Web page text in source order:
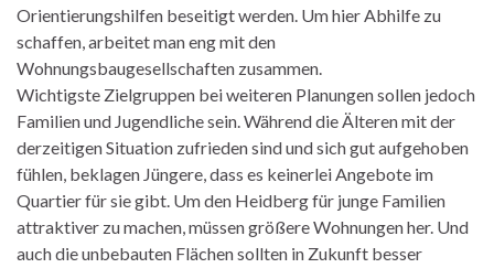
Orientierungshilfen beseitigt werden. Um hier Abhilfe zu
schaffen, arbeitet man eng mit den
Wohnungsbaugesellschaften zusammen.
Wichtigste Zielgruppen bei weiteren Planungen sollen jedoch
Familien und Jugendliche sein. Während die Älteren mit der
derzeitigen Situation zufrieden sind und sich gut aufgehoben
fühlen, beklagen Jüngere, dass es keinerlei Angebote im
Quartier für sie gibt. Um den Heidberg für junge Familien
attraktiver zu machen, müssen größere Wohnungen her. Und
auch die unbebauten Flächen sollten in Zukunft besser